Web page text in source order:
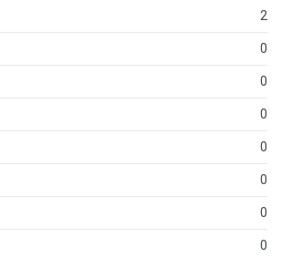
2
0
0
0
0
0
0
0